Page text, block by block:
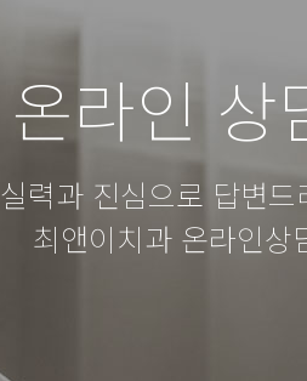
온라인 상
실력과 진심으로 답변드
최앤이치과 온라인상